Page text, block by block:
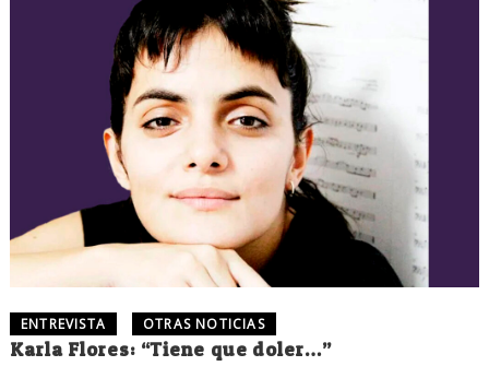
ENTREVISTA OTRAS NOTICIAS
Karla Flores: “Tiene que doler…”